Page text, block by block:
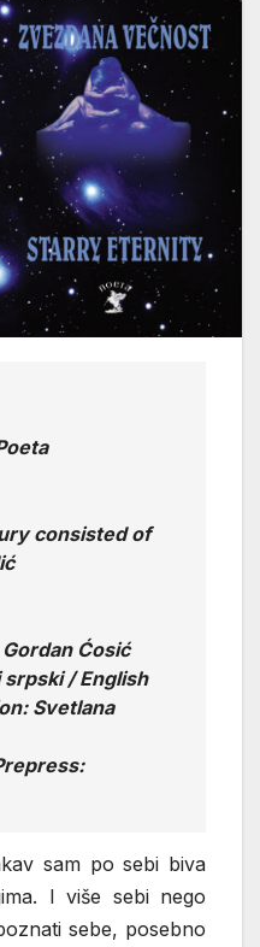
consisted of
Ćosić
/ English
Svetlana
sam po sebi biva
I više sebi nego
sebe, posebno